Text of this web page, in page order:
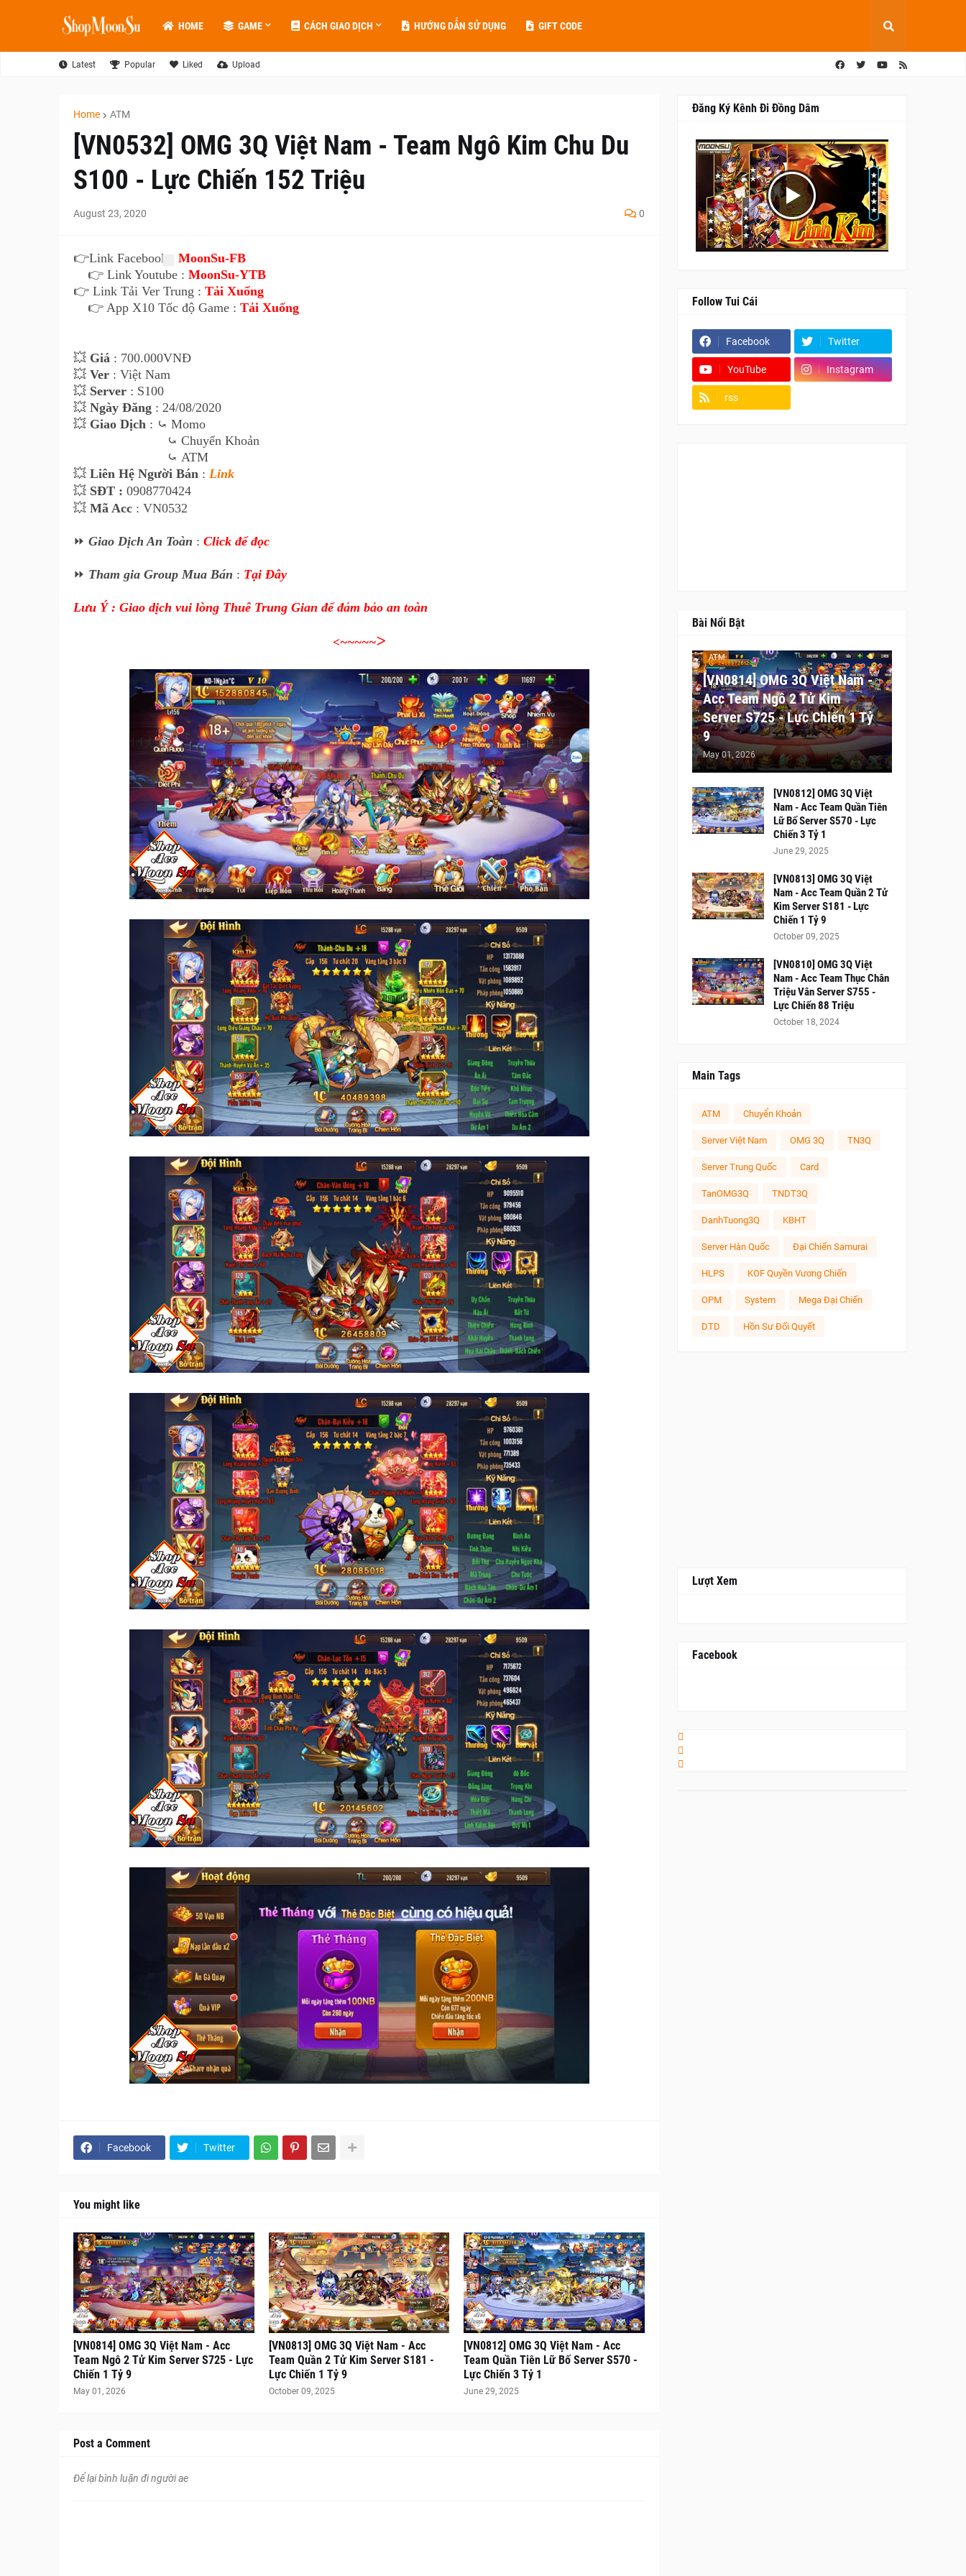
HOME GAME CÁCH GIAO DỊCH HƯỚNG DẪN SỬ DỤNG GIFT CODE
Latest Popular Liked Upload
Home ATM
[VN0532] OMG 3Q Việt Nam - Team Ngô Kim Chu Du
S100 - Lực Chiến 152 Triệu
August 23, 2020 0
👉Link Facebook : MoonSu-FB
👉 Link Youtube : MoonSu-YTB
👉 Link Tải Ver Trung : Tải Xuống
👉 App X10 Tốc độ Game : Tải Xuống
💥 Giá : 700.000VNĐ
💥 Ver : Việt Nam
💥 Server : S100
💥 Ngày Đăng : 24/08/2020
💥 Giao Dịch : ⤿ Momo
⤿ Chuyển Khoản
⤿ ATM
💥 Liên Hệ Người Bán : Link
💥 SĐT : 0908770424
💥 Mã Acc : VN0532
⏩ Giao Dịch An Toàn : Click để đọc
⏩ Tham gia Group Mua Bán : Tại Đây
Lưu Ý : Giao dịch vui lòng Thuê Trung Gian để đảm bảo an toàn
<~~~~~>
Facebook Twitter
You might like
[VN0814] OMG 3Q Việt Nam - Acc
Team Ngô 2 Tử Kim Server S725 - Lực
Chiến 1 Tỷ 9
May 01, 2026
[VN0813] OMG 3Q Việt Nam - Acc
Team Quần 2 Tử Kim Server S181 -
Lực Chiến 1 Tỷ 9
October 09, 2025
[VN0812] OMG 3Q Việt Nam - Acc
Team Quần Tiên Lữ Bố Server S570 -
Lực Chiến 3 Tỷ 1
June 29, 2025
Post a Comment
Để lại bình luận đi người ae
Đăng Ký Kênh Đi Đồng Dâm
Follow Tui Cái
Facebook Twitter
YouTube Instagram
rss
Bài Nổi Bật
ATM
[VN0814] OMG 3Q Việt Nam -
Acc Team Ngô 2 Tử Kim
Server S725 - Lực Chiến 1 Tỷ
9
May 01, 2026
[VN0812] OMG 3Q Việt
Nam - Acc Team Quần Tiên
Lữ Bố Server S570 - Lực
Chiến 3 Tỷ 1
June 29, 2025
[VN0813] OMG 3Q Việt
Nam - Acc Team Quần 2 Tử
Kim Server S181 - Lực
Chiến 1 Tỷ 9
October 09, 2025
[VN0810] OMG 3Q Việt
Nam - Acc Team Thục Chân
Triệu Vân Server S755 -
Lực Chiến 88 Triệu
October 18, 2024
Main Tags
ATM Chuyển Khoản
Server Việt Nam OMG 3Q TN3Q
Server Trung Quốc Card
TanOMG3Q TNDT3Q
DanhTuong3Q KBHT
Server Hàn Quốc Đại Chiến Samurai
HLPS KOF Quyền Vương Chiến
OPM System Mega Đại Chiến
DTD Hồn Sư Đối Quyết
Lượt Xem
Facebook